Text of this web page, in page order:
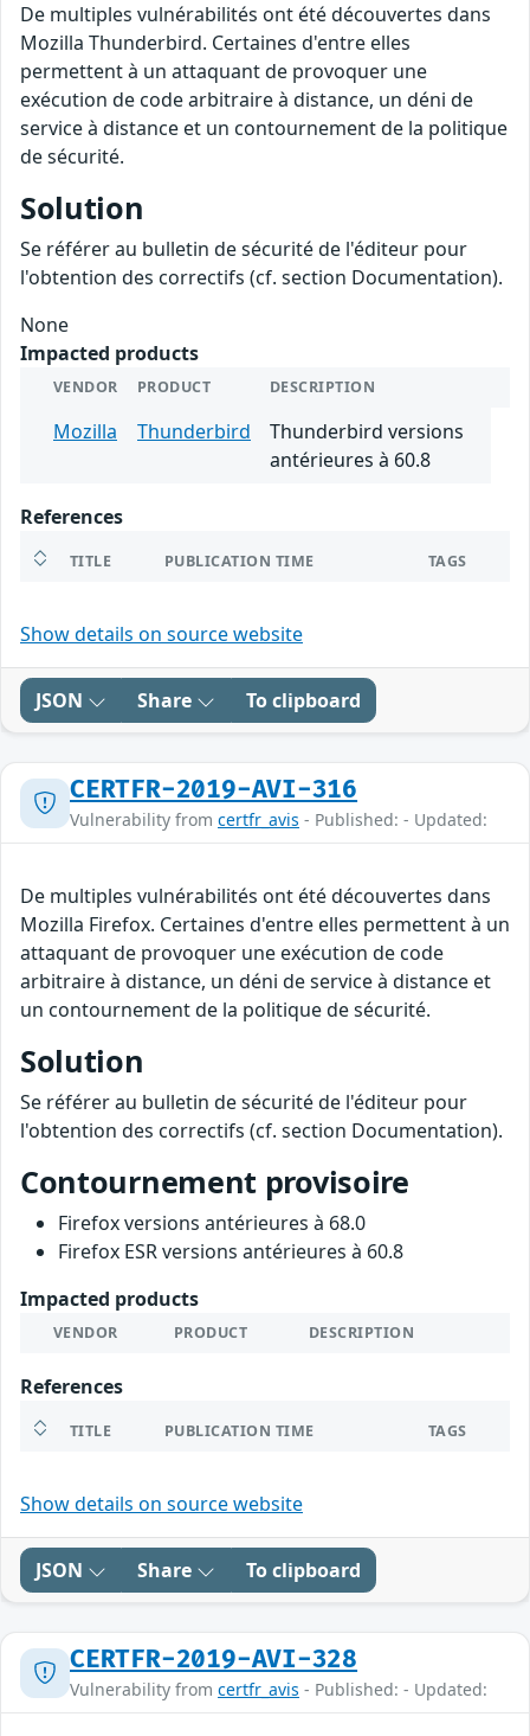
De multiples vulnérabilités ont été découvertes dans
Mozilla Thunderbird. Certaines d'entre elles
permettent à un attaquant de provoquer une
exécution de code arbitraire à distance, un déni de
service à distance et un contournement de la politique
de sécurité.
Solution
Se référer au bulletin de sécurité de l'éditeur pour
l'obtention des correctifs (cf. section Documentation).
None
Impacted products
VENDOR PRODUCT DESCRIPTION
Mozilla Thunderbird
Thunderbird versions
antérieures à 60.8
References
TITLE PUBLICATION TIME TAGS
Show details on source website
JSON Share To clipboard
CERTFR-2019-AVI-316
Vulnerability from certfr_avis - Published: - Updated:
De multiples vulnérabilités ont été découvertes dans
Mozilla Firefox. Certaines d'entre elles permettent à un
attaquant de provoquer une exécution de code
arbitraire à distance, un déni de service à distance et
un contournement de la politique de sécurité.
Solution
Se référer au bulletin de sécurité de l'éditeur pour
l'obtention des correctifs (cf. section Documentation).
Contournement provisoire
Firefox versions antérieures à 68.0
Firefox ESR versions antérieures à 60.8
Impacted products
VENDOR PRODUCT DESCRIPTION
References
TITLE PUBLICATION TIME TAGS
Show details on source website
JSON Share To clipboard
CERTFR-2019-AVI-328
Vulnerability from certfr_avis - Published: - Updated: